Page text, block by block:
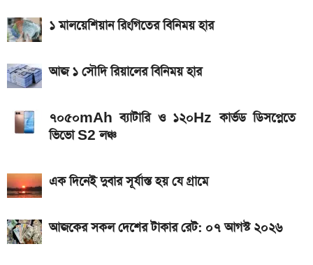
আজকের স্বর্ণের বাজারদর: ০৭ আগস্ট ২০২৬
নতুন পে-স্কেল কার্যকর হলে যেভাবে বকেয়া বেতন পাবেন
সরকারি চাকরিজীবীরা
এসএসসি ফল প্রকাশের চূড়ান্ত তারিখ ঘোষণা
১ মালয়েশিয়ান রিংগিতের বিনিময় হার
আজ ১ সৌদি রিয়ালের বিনিময় হার
৭০৫০mAh ব্যাটারি ও ১২০Hz কার্ভড ডিসপ্লেতে
ভিভো S2 লঞ্চ
এক দিনেই দুবার সূর্যাস্ত হয় যে গ্রামে
আজকের সকল দেশের টাকার রেট: ০৭ আগস্ট ২০২৬